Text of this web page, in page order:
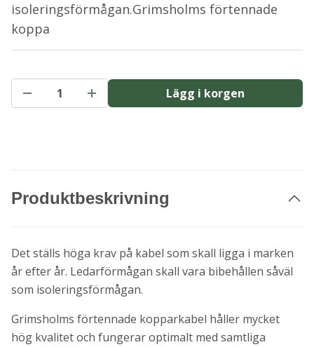
isoleringsförmågan.Grimsholms förtennade
koppa
Lägg i korgen
Produktbeskrivning
Det ställs höga krav på kabel som skall ligga i marken
år efter år. Ledarförmågan skall vara bibehållen såväl
som isoleringsförmågan.
Grimsholms förtennade kopparkabel håller mycket
hög kvalitet och fungerar optimalt med samtliga